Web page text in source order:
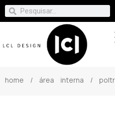
home / área interna /